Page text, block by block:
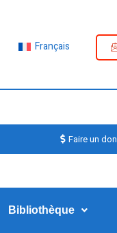
Français
Faire un don
Bibliothèque